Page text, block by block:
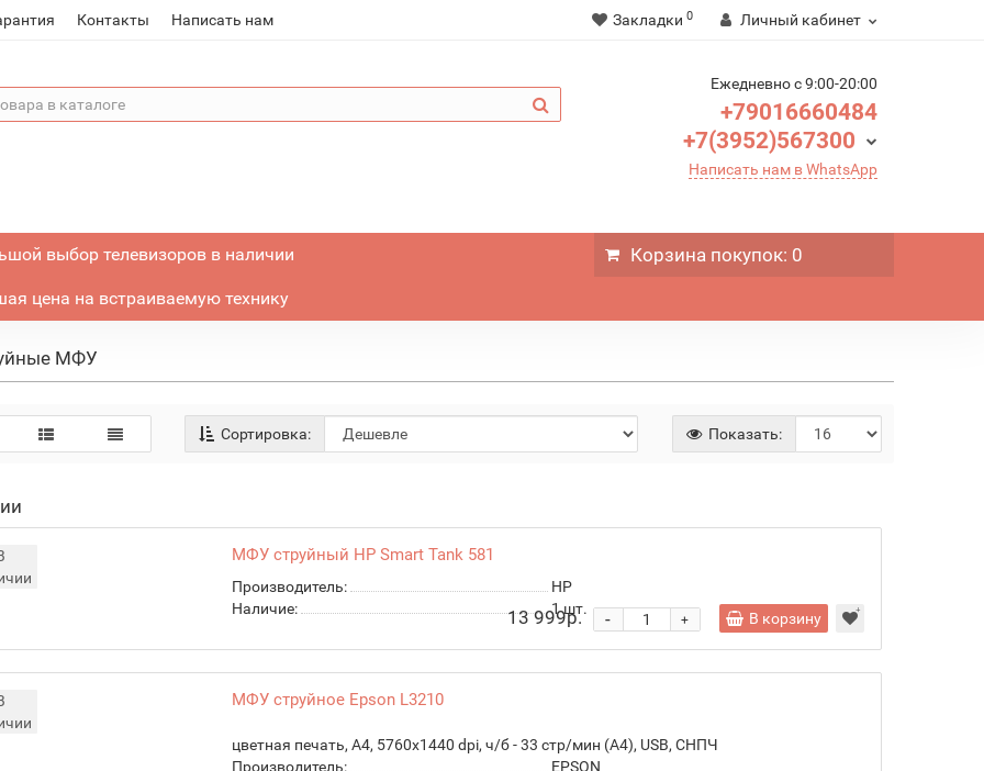
Контакты Написать нам Закладки 0 Личный кабинет
Ежедневно c 9:00-20:00
+79016660484
+7(3952)567300
Написать нам в WhatsApp
выбор телевизоров в наличии
цена на встраиваемую технику
Корзина покупок: 0
МФУ
Сортировка: Показать:
МФУ струйный HP Smart Tank 581
Производитель:
HP
Наличие:
1шт.
13 999р. +
- В корзину
МФУ струйное Epson L3210
цветная печать, A4, 5760x1440 dpi, ч/б - 33 стр/мин (А4), USB, СНПЧ
Производитель:
EPSON